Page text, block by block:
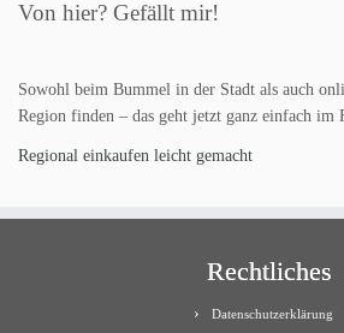
Von hier? Gefällt mir!
Sowohl beim Bummel in der Stadt als auch
Region finden – das geht jetzt ganz einfach im
Regional einkaufen leicht gemacht
Rechtliches
Datenschutzerklärung